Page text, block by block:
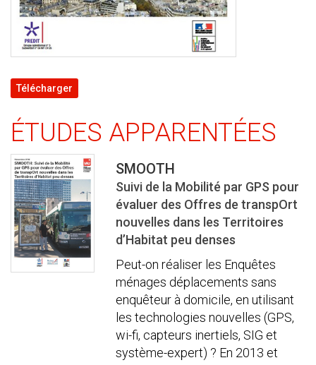
Télécharger
ÉTUDES APPARENTÉES
SMOOTH
Suivi de la Mobilité par GPS pour
évaluer des Offres de transpOrt
nouvelles dans les Territoires
d’Habitat peu denses
Peut-on réaliser les Enquêtes
ménages déplacements sans
enquêteur à domicile, en utilisant
les technologies nouvelles (GPS,
wi-fi, capteurs inertiels, SIG et
système-expert) ? En 2013 et